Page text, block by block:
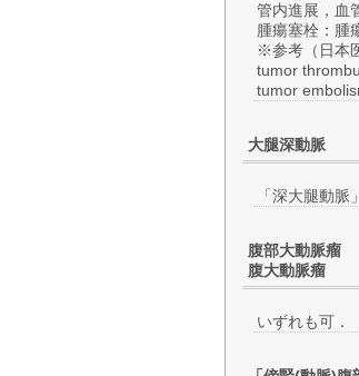
管内進展，血
腫瘍塞栓：腫
※参考（日本
tumor
tumor
大腿深動脈
「深大腿動脈
腹部大動脈瘤
腹大動脈瘤
いずれも可．